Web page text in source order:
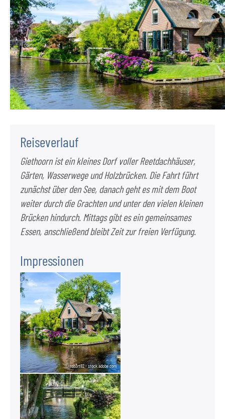
Reiseverlauf
Giethoorn ist ein kleines Dorf voller Reetdachhäuser,
Gärten, Wasserwege und Holzbrücken. Die Fahrt führt
zunächst über den See, danach geht es mit dem Boot
weiter durch die Grachten und unter den vielen kleinen
Brücken hindurch. Mittags gibt es ein gemeinsames
Essen, anschließend bleibt Zeit zur freien Verfügung.
Impressionen
© rob3rt82 - stock.adobe.com